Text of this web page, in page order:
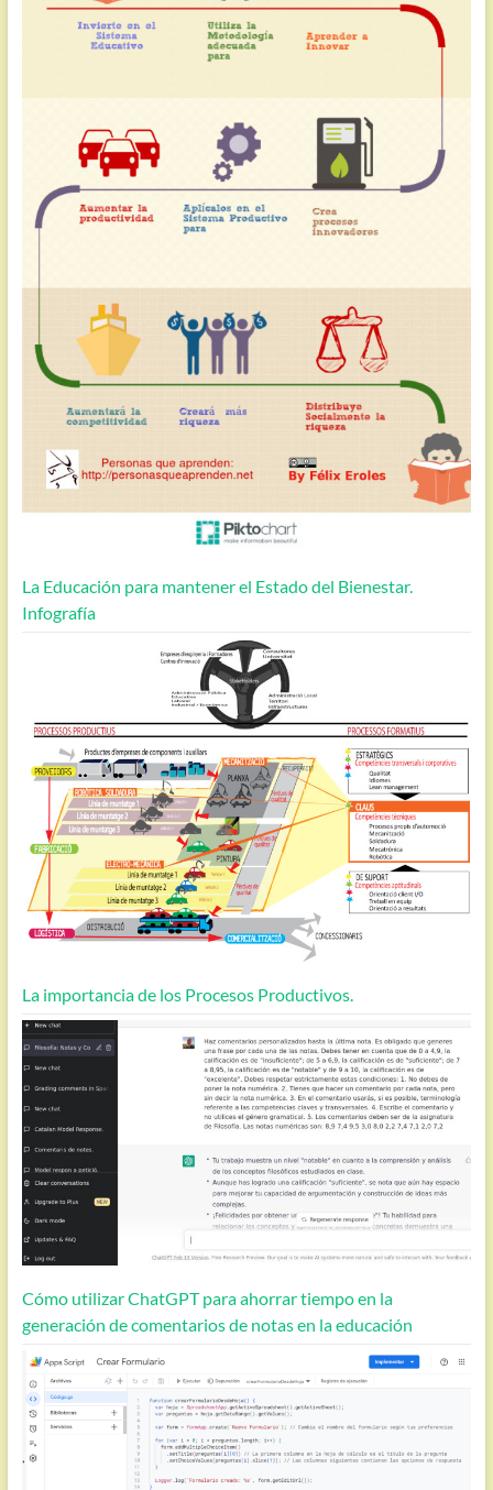
La Educación para mantener el Estado del Bienestar.
Infografía
La importancia de los Procesos Productivos.
Cómo utilizar ChatGPT para ahorrar tiempo en la
generación de comentarios de notas en la educación